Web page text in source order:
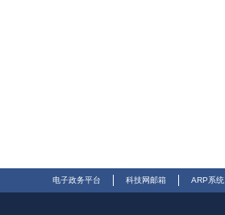
电子政务平台 科技网邮箱 ARP系统